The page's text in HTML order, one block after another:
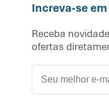
Increva-se
Receba
ofertas